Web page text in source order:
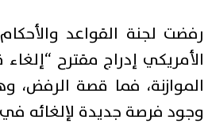
رفضت لجنة القواعد
الأمريكي إدراج مقترح
الموازنة، فما قصة
وجود فرصة جديدة لإلغائه